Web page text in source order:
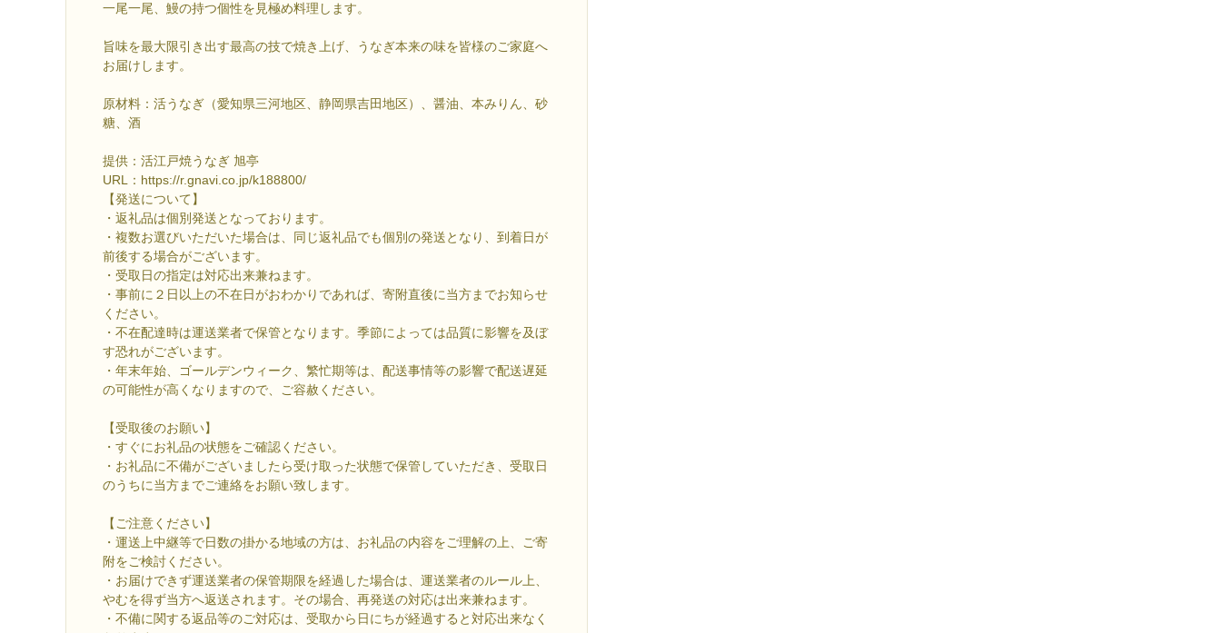
一尾一尾、鰻の持つ個性を見極め料理します。
旨味を最大限引き出す最高の技で焼き上げ、うなぎ本来の味を皆様のご家庭へ
お届けします。
原材料：活うなぎ（愛知県三河地区、静岡県吉田地区）、醤油、本みりん、砂
糖、酒
提供：活江戸焼うなぎ 旭亭
URL：https://r.gnavi.co.jp/k188800/
【発送について】
・返礼品は個別発送となっております。
・複数お選びいただいた場合は、同じ返礼品でも個別の発送となり、到着日が
前後する場合がございます。
・受取日の指定は対応出来兼ねます。
・事前に２日以上の不在日がおわかりであれば、寄附直後に当方までお知らせ
ください。
・不在配達時は運送業者で保管となります。季節によっては品質に影響を及ぼ
す恐れがございます。
・年末年始、ゴールデンウィーク、繁忙期等は、配送事情等の影響で配送遅延
の可能性が高くなりますので、ご容赦ください。
【受取後のお願い】
・すぐにお礼品の状態をご確認ください。
・お礼品に不備がございましたら受け取った状態で保管していただき、受取日
のうちに当方までご連絡をお願い致します。
【ご注意ください】
・運送上中継等で日数の掛かる地域の方は、お礼品の内容をご理解の上、ご寄
附をご検討ください。
・お届けできず運送業者の保管期限を経過した場合は、運送業者のルール上、
やむを得ず当方へ返送されます。その場合、再発送の対応は出来兼ねます。
・不備に関する返品等のご対応は、受取から日にちが経過すると対応出来なく